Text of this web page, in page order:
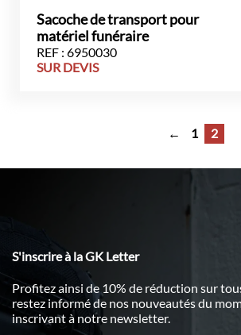
Sacoche de transport pour
matériel funéraire
REF : 6950030
SUR DEVIS
← 1 2
S'inscrire à la GK Letter
Profitez ainsi de 10% de réduction sur
restez informé de nos nouveautés du
inscrivant à notre newsletter.